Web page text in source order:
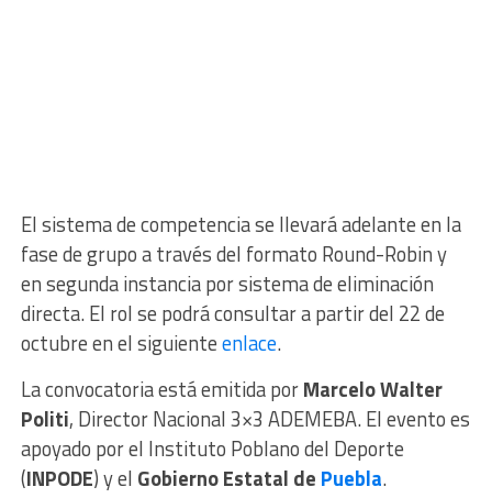
El sistema de competencia se llevará adelante en la
fase de grupo a través del formato Round-Robin y
en segunda instancia por sistema de eliminación
directa. El rol se podrá consultar a partir del 22 de
octubre en el siguienteenlace.
La convocatoria está emitida porMarcelo Walter
Politi, Director Nacional 3×3 ADEMEBA. El evento es
apoyado por el Instituto Poblano del Deporte
(INPODE) y el Gobierno Estatal de Puebla.